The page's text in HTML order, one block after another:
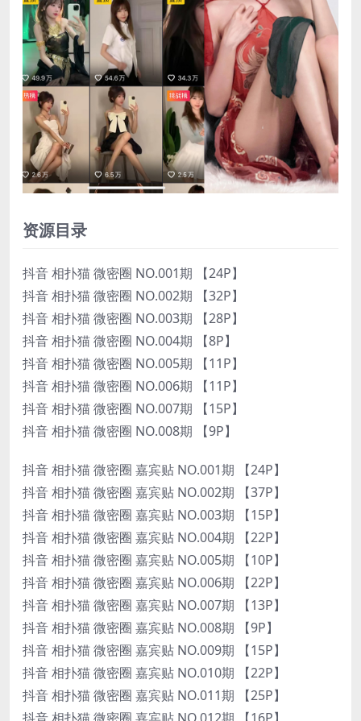
资源目录
抖音 相扑猫 微密圈 NO.001期 【24P】
抖音 相扑猫 微密圈 NO.002期 【32P】
抖音 相扑猫 微密圈 NO.003期 【28P】
抖音 相扑猫 微密圈 NO.004期 【8P】
抖音 相扑猫 微密圈 NO.005期 【11P】
抖音 相扑猫 微密圈 NO.006期 【11P】
抖音 相扑猫 微密圈 NO.007期 【15P】
抖音 相扑猫 微密圈 NO.008期 【9P】
抖音 相扑猫 微密圈 嘉宾贴 NO.001期 【24P】
抖音 相扑猫 微密圈 嘉宾贴 NO.002期 【37P】
抖音 相扑猫 微密圈 嘉宾贴 NO.003期 【15P】
抖音 相扑猫 微密圈 嘉宾贴 NO.004期 【22P】
抖音 相扑猫 微密圈 嘉宾贴 NO.005期 【10P】
抖音 相扑猫 微密圈 嘉宾贴 NO.006期 【22P】
抖音 相扑猫 微密圈 嘉宾贴 NO.007期 【13P】
抖音 相扑猫 微密圈 嘉宾贴 NO.008期 【9P】
抖音 相扑猫 微密圈 嘉宾贴 NO.009期 【15P】
抖音 相扑猫 微密圈 嘉宾贴 NO.010期 【22P】
抖音 相扑猫 微密圈 嘉宾贴 NO.011期 【25P】